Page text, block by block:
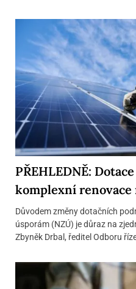
PŘEHLEDNĚ:
komplexní
Důvodem změny dotačních
úsporám (NZÚ) je důraz na
Zbyněk Drbal, ředitel Odboru